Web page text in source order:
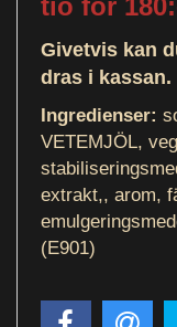
tio för
Givetvis kan
dras i kassan.
Ingredienser:
VETEMJÖL,
extrakt,, arom,
(E901)